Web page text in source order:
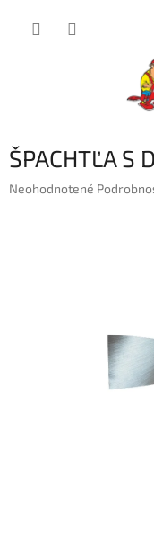
ŠPACHTĽA S
Priemerné
Neohodnotené